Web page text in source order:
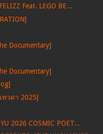
Feat. LEGO BE...
Documentary]
Documentary]
ทวดา 2025]
2026 COSMIC POET...